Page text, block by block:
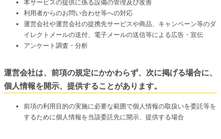
本サービスの提供に係る設備の管理及び改善
利用者からのお問い合わせ等への対応
運営会社や運営会社の提携先サービスや商品、キャンペーン等のダ
イレクトメールの送付、電子メールの送信等による広告・宣伝
アンケート調査・分析
運営会社は、前項の規定にかかわらず、次に掲げる場合に、
個人情報を開示、提供することがあります。
前項の利用目的の実施に必要な範囲で個人情報の取扱いを委託等を
するために個人情報を当該委託先に開示、提供する場合